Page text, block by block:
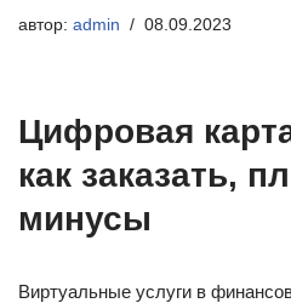
автор: admin 08.09.2023
Цифровая
как заказать,
минусы
Виртуальные услуги в